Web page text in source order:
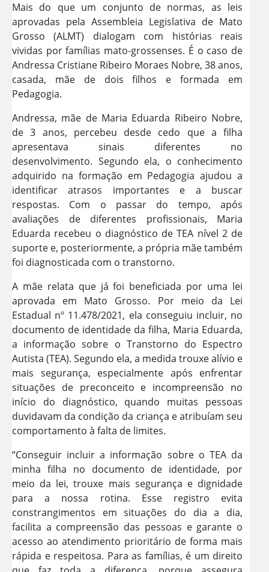
Mais do que um conjunto de normas, as leis
aprovadas pela Assembleia Legislativa de Mato
Grosso (ALMT) dialogam com histórias reais
vividas por famílias mato-grossenses. É o caso de
Andressa Cristiane Ribeiro Moraes Nobre, 38 anos,
casada, mãe de dois filhos e formada em
Pedagogia.
Andressa, mãe de Maria Eduarda Ribeiro Nobre,
de 3 anos, percebeu desde cedo que a filha
apresentava sinais diferentes no
desenvolvimento. Segundo ela, o conhecimento
adquirido na formação em Pedagogia ajudou a
identificar atrasos importantes e a buscar
respostas. Com o passar do tempo, após
avaliações de diferentes profissionais, Maria
Eduarda recebeu o diagnóstico de TEA nível 2 de
suporte e, posteriormente, a própria mãe também
foi diagnosticada com o transtorno.
A mãe relata que já foi beneficiada por uma lei
aprovada em Mato Grosso. Por meio da Lei
Estadual nº 11.478/2021, ela conseguiu incluir, no
documento de identidade da filha, Maria Eduarda,
a informação sobre o Transtorno do Espectro
Autista (TEA). Segundo ela, a medida trouxe alívio e
mais segurança, especialmente após enfrentar
situações de preconceito e incompreensão no
início do diagnóstico, quando muitas pessoas
duvidavam da condição da criança e atribuíam seu
comportamento à falta de limites.
“Conseguir incluir a informação sobre o TEA da
minha filha no documento de identidade, por
meio da lei, trouxe mais segurança e dignidade
para a nossa rotina. Esse registro evita
constrangimentos em situações do dia a dia,
facilita a compreensão das pessoas e garante o
acesso ao atendimento prioritário de forma mais
rápida e respeitosa. Para as famílias, é um direito